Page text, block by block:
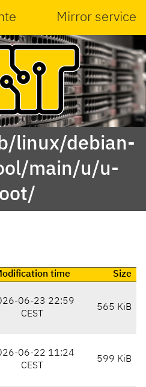
Mirror service
linux/debian-
main/u/u-
time
Size
06-23 22:59
CEST
565 KiB
06-22 11:24
CEST
599 KiB